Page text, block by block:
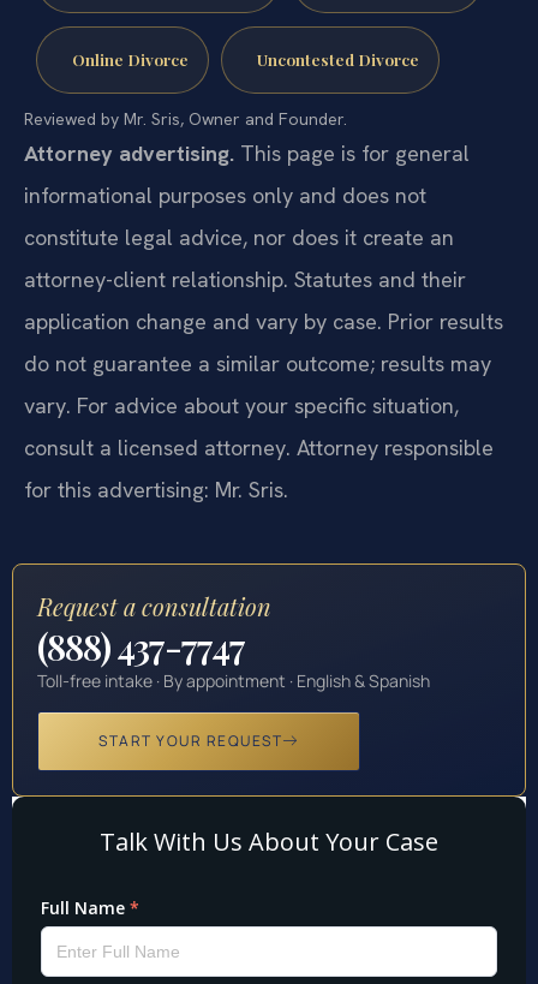
Online Divorce Uncontested Divorce
Reviewed by Mr. Sris, Owner and Founder.
Attorney advertising. This page is for general
informational purposes only and does not
constitute legal advice, nor does it create an
attorney-client relationship. Statutes and their
application change and vary by case. Prior results
do not guarantee a similar outcome; results may
vary. For advice about your specific situation,
consult a licensed attorney. Attorney responsible
for this advertising: Mr. Sris.
Request a consultation
(888) 437-7747
Toll-free intake · By appointment · English & Spanish
START YOUR REQUEST